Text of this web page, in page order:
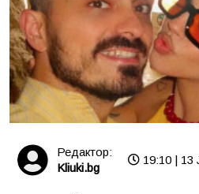
Редактор:
Kliuki.bg
19:10 | 13